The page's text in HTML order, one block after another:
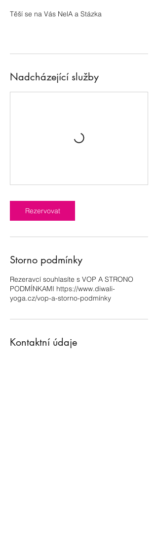
Těší se na Vás NelA a Stázka
Nadcházející služby
Rezervovat
Storno podmínky
Rezeravcí souhlasíte s VOP A STRONO
PODMÍNKAMI https://www.diwali-
yoga.cz/vop-a-storno-podmínky
Kontaktní údaje